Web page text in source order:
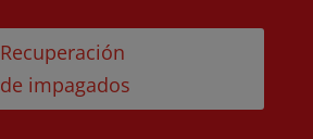
Recuperación
de impagados